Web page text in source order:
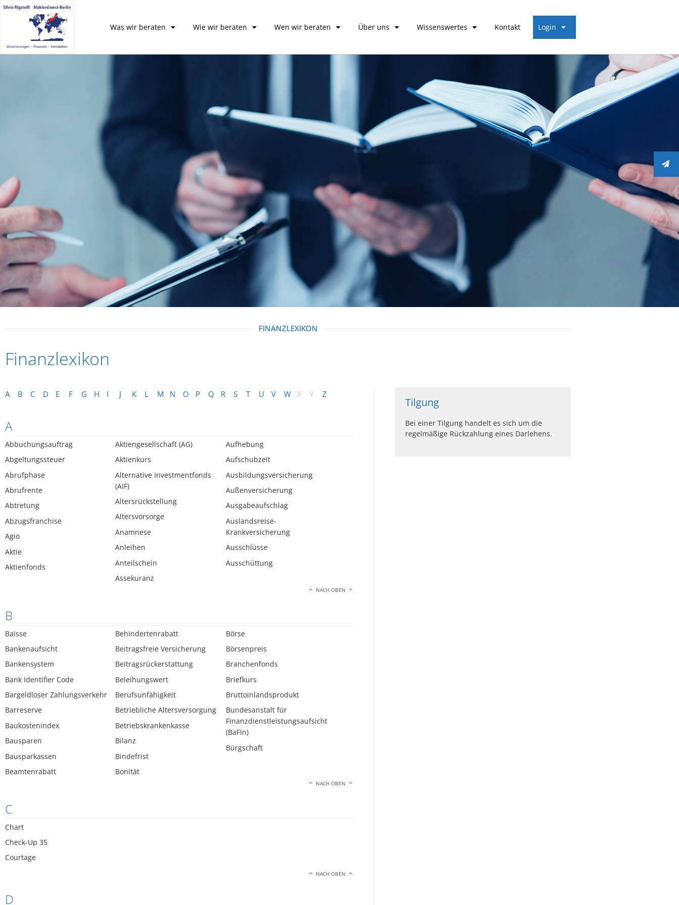
Was wir beraten Wie wir beraten Wen wir beraten Über uns Wissenswertes Kontakt Login
FINANZLEXIKON
Finanzlexikon
A B C D E F G H I J K L M N O P Q R S T U V W X Y Z
A
Abbuchungsauftrag
Abgeltungssteuer
Abrufphase
Abrufrente
Abtretung
Abzugsfranchise
Agio
Aktie
Aktienfonds
Aktiengesellschaft (AG)
Aktienkurs
Alternative Investmentfonds
(AIF)
Altersrückstellung
Altersvorsorge
Anamnese
Anleihen
Anteilschein
Assekuranz
Aufhebung
Aufschubzeit
Ausbildungsversicherung
Außenversicherung
Ausgabeaufschlag
Auslandsreise-
Krankversicherung
Ausschlüsse
Ausschüttung
NACH OBEN
B
Baisse
Bankenaufsicht
Bankensystem
Bank Identifier Code
Bargeldloser Zahlungsverkehr
Barreserve
Baukostenindex
Bausparen
Bausparkassen
Beamtenrabatt
Behindertenrabatt
Beitragsfreie Versicherung
Beitragsrückerstattung
Beleihungswert
Berufsunfähigkeit
Betriebliche Altersversorgung
Betriebskrankenkasse
Bilanz
Bindefrist
Bonität
Börse
Börsenpreis
Branchenfonds
Briefkurs
Bruttoinlandsprodukt
Bundesanstalt für
Finanzdienstleistungsaufsicht
(BaFin)
Bürgschaft
NACH OBEN
C
Chart
Check-Up 35
Courtage
NACH OBEN
D
Tilgung
Bei einer Tilgung handelt es sich um die
regelmäßige Rückzahlung eines Darlehens.